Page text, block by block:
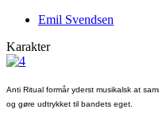
Emil Svendsen
Karakter
Anti Ritual formår yderst musikalsk at
og gøre udtrykket til bandets eget.